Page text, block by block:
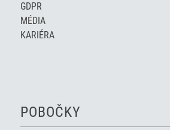
GDPR
MÉDIA
KARIÉRA
POBOČKY